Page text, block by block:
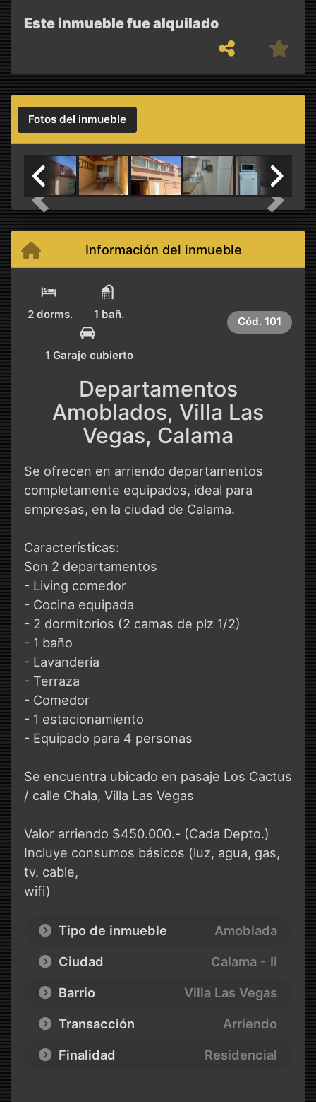
Este inmueble fue alquilado
Fotos del inmueble
Previous Next
Información del inmueble
2 dorms. 1 bañ.
1 Garaje cubierto
Cód. 101
Departamentos
Amoblados, Villa Las
Vegas, Calama
Se ofrecen en arriendo departamentos
completamente equipados, ideal para
empresas, en la ciudad de Calama.
Características:
Son 2 departamentos
- Living comedor
- Cocina equipada
- 2 dormitorios (2 camas de plz 1/2)
- 1 baño
- Lavandería
- Terraza
- Comedor
- 1 estacionamiento
- Equipado para 4 personas
Se encuentra ubicado en pasaje Los Cactus
/ calle Chala, Villa Las Vegas
Valor arriendo $450.000.- (Cada Depto.)
Incluye consumos básicos (luz, agua, gas,
tv. cable,
wifi)
Tipo de inmueble
Amoblada
Ciudad
Calama - II
Barrio
Villa Las Vegas
Transacción
Arriendo
Finalidad
Residencial